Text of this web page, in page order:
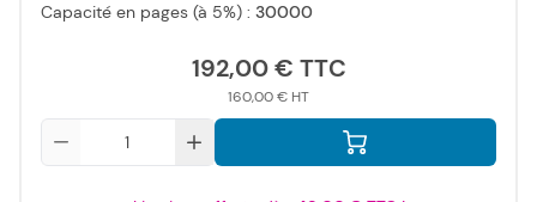
Capacité en pages (à 5%) : 30000
192,00 €
160,00 €